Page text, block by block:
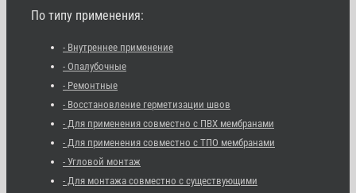
По типу применения:
- Внутреннее применение
- Опалубочные
- Ремонтные
- Восстановление герметизации швов
- Для применения совместно с ПВХ мембранами
- Для применения совместно с ТПО мембранами
- Угловой монтаж
- Для монтажа совместно с существующими